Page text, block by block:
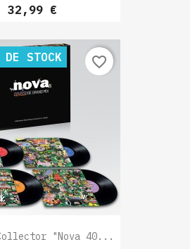
Prix
32,99 €
"Nova 40...
DE STOCK favorite_border